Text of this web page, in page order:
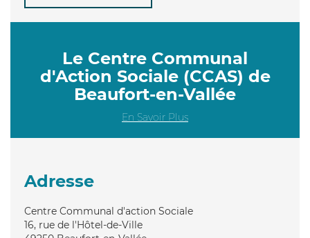
Le Centre Communal
d'Action Sociale (CCAS) de
Beaufort-en-Vallée
En Savoir Plus
Adresse
Centre Communal d'action Sociale
16, rue de l'Hôtel-de-Ville